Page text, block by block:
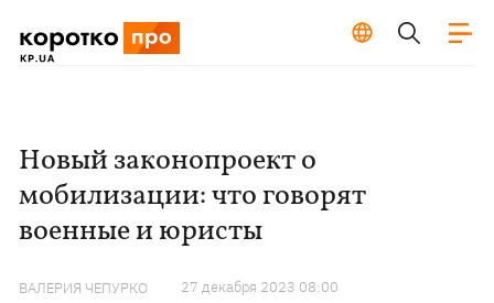
Новый законопроект о
мобилизации: что говорят
военные и юристы
ВАЛЕРИЯ ЧЕПУРКО 27 декабря 2023 08:00